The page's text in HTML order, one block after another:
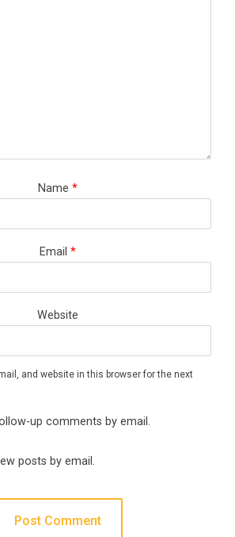
Name *
Email *
Website
and website in this browser for the next
up comments by email.
posts by email.